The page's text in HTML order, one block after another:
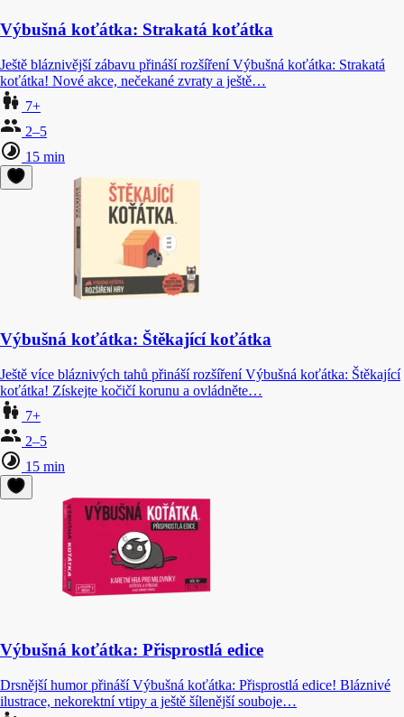
Výbušná koťátka: Strakatá koťátka
Ještě bláznivější zábavu přináší rozšíření Výbušná koťátka: Strakatá
koťátka! Nové akce, nečekané zvraty a ještě…
7+
2–5
15 min
Výbušná koťátka: Štěkající koťátka
Ještě více bláznivých tahů přináší rozšíření Výbušná koťátka: Štěkající
koťátka! Získejte kočičí korunu a ovládněte…
7+
2–5
15 min
Výbušná koťátka: Přisprostlá edice
Drsnější humor přináší Výbušná koťátka: Přisprostlá edice! Bláznivé
ilustrace, nekorektní vtipy a ještě šílenější souboje…